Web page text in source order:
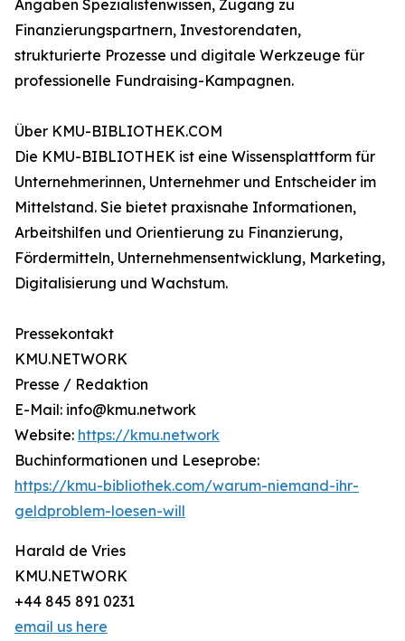
Angaben Spezialistenwissen, Zugang zu
Finanzierungspartnern, Investorendaten,
strukturierte Prozesse und digitale Werkzeuge für
professionelle Fundraising-Kampagnen.
Über KMU-BIBLIOTHEK.COM
Die KMU-BIBLIOTHEK ist eine Wissensplattform für
Unternehmerinnen, Unternehmer und Entscheider im
Mittelstand. Sie bietet praxisnahe Informationen,
Arbeitshilfen und Orientierung zu Finanzierung,
Fördermitteln, Unternehmensentwicklung, Marketing,
Digitalisierung und Wachstum.
Pressekontakt
KMU.NETWORK
Presse / Redaktion
E-Mail: info@kmu.network
Website: https://kmu.network
Buchinformationen und Leseprobe:
https://kmu-bibliothek.com/warum-niemand-ihr-
geldproblem-loesen-will
Harald de Vries
KMU.NETWORK
+44 845 891 0231
email us here